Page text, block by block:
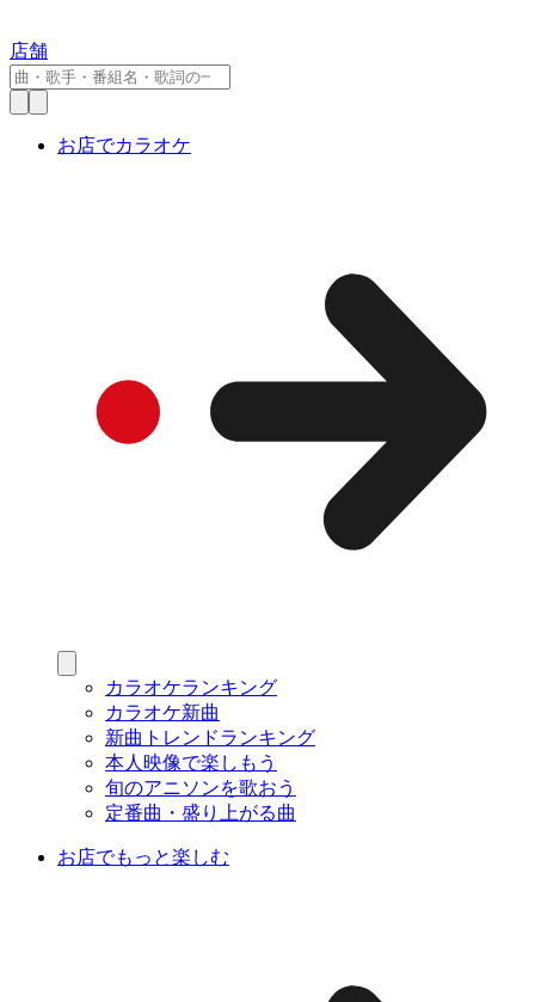
店舗
お店でカラオケ
カラオケランキング
カラオケ新曲
新曲トレンドランキング
本人映像で楽しもう
旬のアニソンを歌おう
定番曲・盛り上がる曲
お店でもっと楽しむ